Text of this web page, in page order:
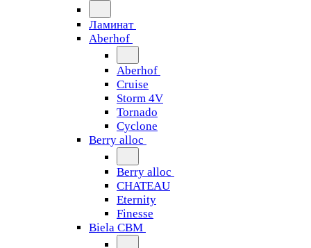
Ламинат
Aberhof
Aberhof
Cruise
Storm 4V
Tornado
Сyclone
Berry alloc
Berry alloc
CHATEAU
Eternity
Finesse
Biela CBM